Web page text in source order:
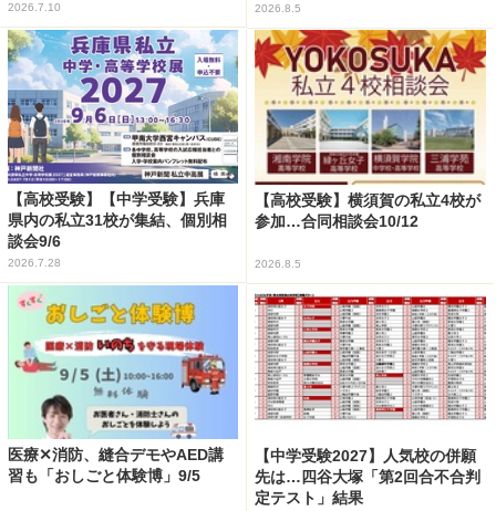
2026.7.10 2026.8.5
【高校受験】【中学受験】兵庫
県内の私立31校が集結、個別相
談会9/6
2026.7.28
【高校受験】横須賀の私立4校が
参加…合同相談会10/12
2026.8.5
医療✕消防、縫合デモやAED講
習も「おしごと体験博」9/5
【中学受験2027】人気校の併願
先は…四谷大塚「第2回合不合判
定テスト」結果